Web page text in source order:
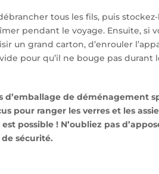
tous les fils, puis
pendant le voyage. Ensuite, si
un grand carton, d’enrouler
pour qu’il ne bouge pas durant
d’emballage de déménagement
pour ranger les verres et les
possible ! N’oubliez pas
sécurité.